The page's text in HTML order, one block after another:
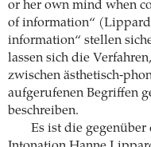
or her own mind when
of information“ (Lippard
information“ stellen
lassen sich die
zwischen ästhetisch-
aufgerufenen Begriffen
beschreiben.
Es ist die